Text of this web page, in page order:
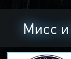
Мисс